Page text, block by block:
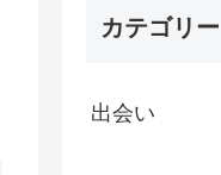
カテゴリー
出会い